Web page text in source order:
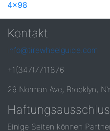
4x98
Kontakt
info@tirewheelguide.com
+1(347)7711876
29 Norman Ave, Brooklyn,
Einige Seiten können